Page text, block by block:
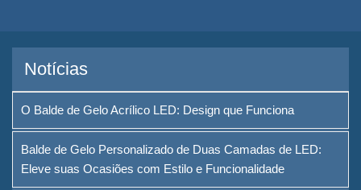
Design de Exposição de
Garrafas de Bebidas
Provedor de Soluções de
Notícias
O Balde de Gelo Acrílico LED: Design que Funciona
Balde de Gelo Personalizado de Duas Camadas de LED:
Eleve suas Ocasiões com Estilo e Funcionalidade